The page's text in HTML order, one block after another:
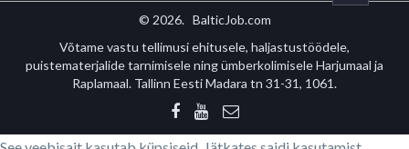
© 2026. BalticJob.com
Võtame vastu tellimusi ehitusele, haljastustöödele,
puistematerjalide tarnimisele ning ümberkolimisele Harjumaal ja
Raplamaal. Tallinn Eesti Madara tn 31-31, 1061.